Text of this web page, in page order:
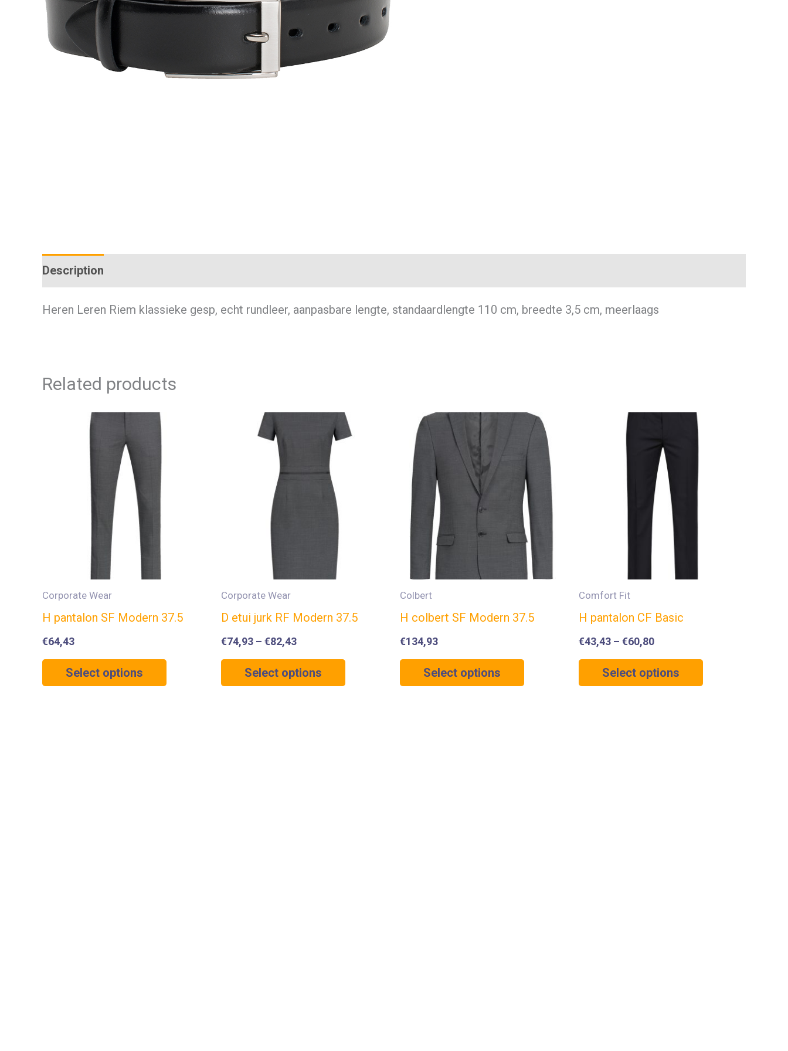
Description
Heren Leren Riem klassieke gesp, echt rundleer, aanpasbare lengte, standaardlengte 110 cm, breedte 3,5 cm, meerlaags
Related products
Corporate Wear
H pantalon SF Modern 37.5
€64,43
Select options
Corporate Wear
D etui jurk RF Modern 37.5
€74,93 – €82,43
Select options
Colbert
H colbert SF Modern 37.5
€134,93
Select options
Comfort Fit
H pantalon CF Basic
€43,43 – €60,80
Select options